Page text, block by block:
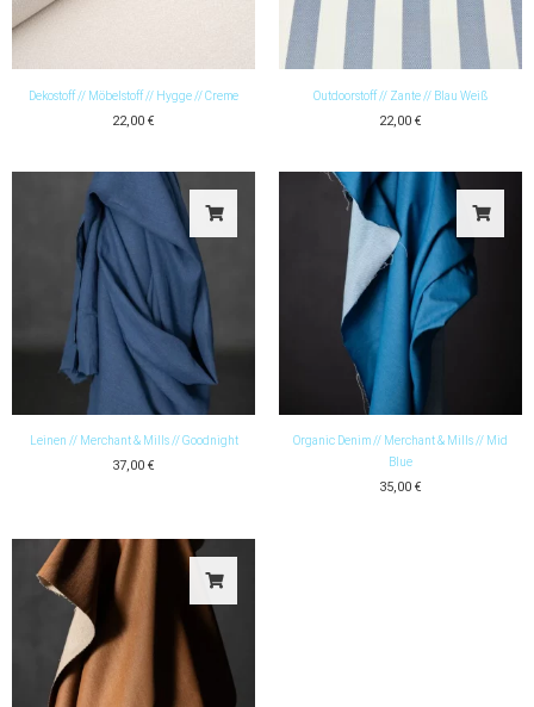
Dekostoff // Möbelstoff // Hygge // Creme
22,00 €
Outdoorstoff // Zante // Blau Weiß
22,00 €
Leinen // Merchant & Mills // Goodnight
37,00 €
Organic Denim // Merchant & Mills // Mid
Blue
35,00 €